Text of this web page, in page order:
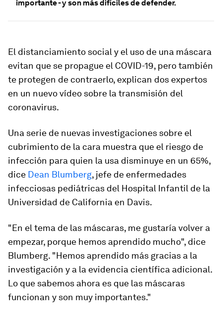
importante - y son más difíciles de defender.
El distanciamiento social y el uso de una máscara
evitan que se propague el COVID-19, pero también
te protegen de contraerlo, explican dos expertos
en un nuevo vídeo sobre la transmisión del
coronavirus.
Una serie de nuevas investigaciones sobre el
cubrimiento de la cara muestra que el riesgo de
infección para quien la usa disminuye en un 65%,
dice Dean Blumberg, jefe de enfermedades
infecciosas pediátricas del Hospital Infantil de la
Universidad de California en Davis.
"En el tema de las máscaras, me gustaría volver a
empezar, porque hemos aprendido mucho", dice
Blumberg. "Hemos aprendido más gracias a la
investigación y a la evidencia científica adicional.
Lo que sabemos ahora es que las máscaras
funcionan y son muy importantes."